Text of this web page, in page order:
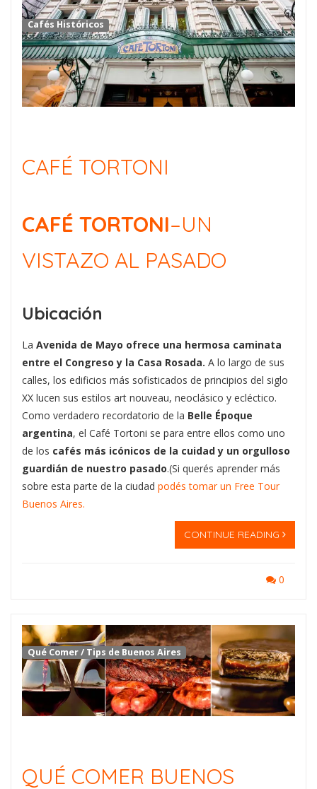
Cafés Históricos
CAFÉ TORTONI
CAFÉ TORTONI–UN
VISTAZO AL PASADO
Ubicación
La Avenida de Mayo ofrece una hermosa caminata
entre el Congreso y la Casa Rosada. A lo largo de sus
calles, los edificios más sofisticados de principios del siglo
XX lucen sus estilos art nouveau, neoclásico y ecléctico.
Como verdadero recordatorio de la Belle Époque
argentina, el Café Tortoni se para entre ellos como uno
de los cafés más icónicos de la cuidad y un orgulloso
guardián de nuestro pasado.(Si querés aprender más
sobre esta parte de la ciudad podés tomar un Free Tour
Buenos Aires.
CONTINUE READING
0
Qué Comer/ Tips de Buenos Aires
QUÉ COMER BUENOS